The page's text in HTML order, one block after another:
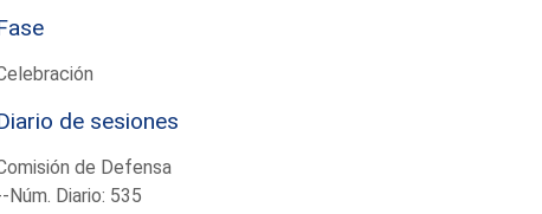
de sesiones
de Defensa
Núm. Diario: 535